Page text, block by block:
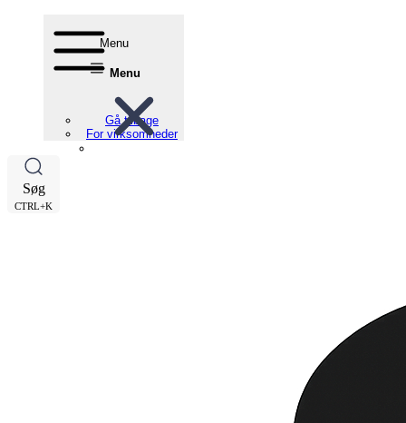
Menu
Menu
Gå tilbage
For virksomheder
Søg
CTRL+K